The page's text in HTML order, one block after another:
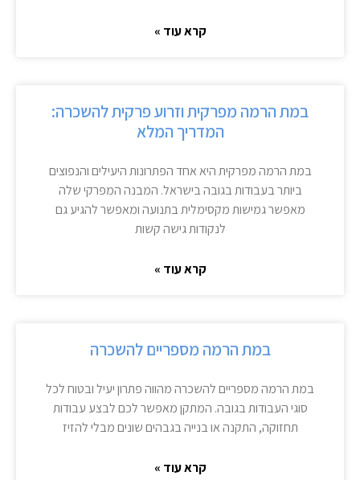
קרא עוד »
במת הרמה מפרקית וזרוע פרקית להשכרה:
המדריך המלא
במת הרמה מפרקית היא אחד הפתרונות היעילים והנפוצים
ביותר בעבודות בגובה בישראל. המבנה המפרקי שלה
מאפשר גמישות מקסימלית בתנועה ומאפשר להגיע גם
לנקודות גישה קשות
קרא עוד »
במת הרמה מספריים להשכרה
במת הרמה מספריים להשכרה מהווה פתרון יעיל ובטוח לכל
סוגי העבודות בגובה. המתקן מאפשר לכם לבצע עבודות
תחזוקה, התקנה או בנייה בגבהים שונים מבלי להזיז
קרא עוד »